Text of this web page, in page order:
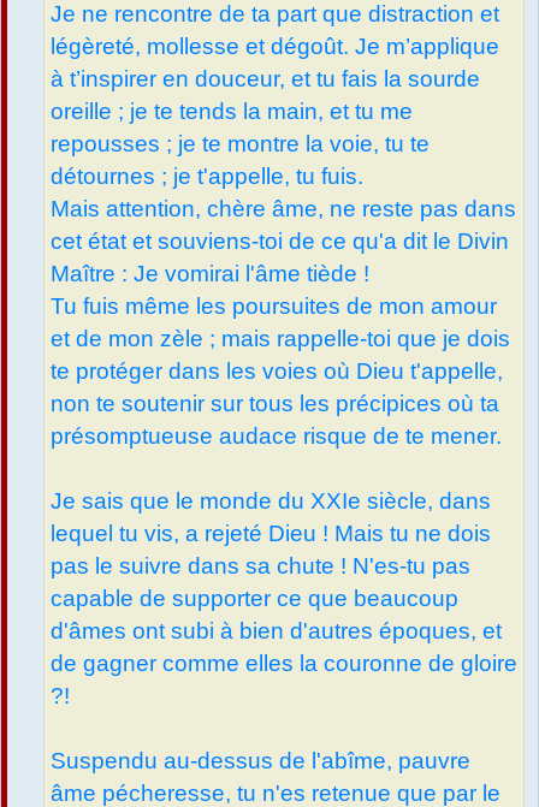
Je ne rencontre de ta part que distraction et
légèreté, mollesse et dégoût. Je m’applique
à t’inspirer en douceur, et tu fais la sourde
oreille ; je te tends la main, et tu me
repousses ; je te montre la voie, tu te
détournes ; je t'appelle, tu fuis.
Mais attention, chère âme, ne reste pas dans
cet état et souviens-toi de ce qu'a dit le Divin
Maître : Je vomirai l'âme tiède !
Tu fuis même les poursuites de mon amour
et de mon zèle ; mais rappelle-toi que je dois
te protéger dans les voies où Dieu t'appelle,
non te soutenir sur tous les précipices où ta
présomptueuse audace risque de te mener.
Je sais que le monde du XXIe siècle, dans
lequel tu vis, a rejeté Dieu ! Mais tu ne dois
pas le suivre dans sa chute ! N'es-tu pas
capable de supporter ce que beaucoup
d'âmes ont subi à bien d'autres époques, et
de gagner comme elles la couronne de gloire
?!
Suspendu au-dessus de l'abîme, pauvre
âme pécheresse, tu n'es retenue que par le